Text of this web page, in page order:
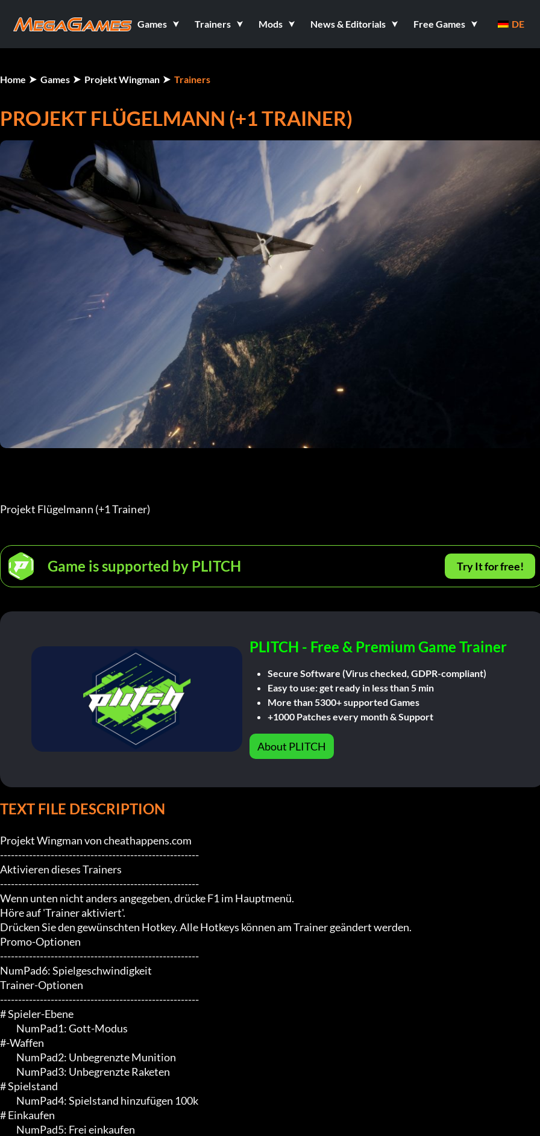
Games Trainers Mods News & Editorials Free Games DE
Home Games Projekt Wingman Trainers
PROJEKT FLÜGELMANN (+1 TRAINER)
Projekt Flügelmann (+1 Trainer)
Game is supported by PLITCH Try It for free!
PLITCH - Free & Premium Game Trainer
Secure Software (Virus checked, GDPR-compliant)
Easy to use: get ready in less than 5 min
More than 5300+ supported Games
+1000 Patches every month & Support
About PLITCH
TEXT FILE DESCRIPTION
Projekt Wingman von cheathappens.com
-------------------------------------------------------
Aktivieren dieses Trainers
-------------------------------------------------------
Wenn unten nicht anders angegeben, drücke F1 im Hauptmenü.
Höre auf 'Trainer aktiviert'.
Drücken Sie den gewünschten Hotkey. Alle Hotkeys können am Trainer geändert werden.
Promo-Optionen
-------------------------------------------------------
NumPad6: Spielgeschwindigkeit
Trainer-Optionen
-------------------------------------------------------
# Spieler-Ebene
#-Waffen
# Spielstand
# Einkaufen